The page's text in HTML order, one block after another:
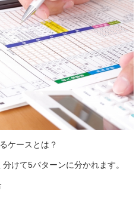
ケースとは？
けて5パターンに分かれます。